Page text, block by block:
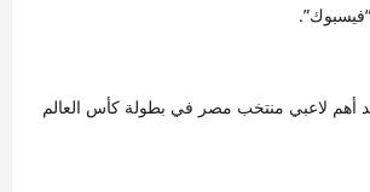
أهم لاعبي منتخب مصر في بطولة كأس العالم